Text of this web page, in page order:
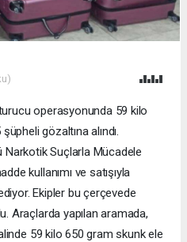
operasyonunda 59 kilo
gözaltına alındı.
Narkotik Suçlarla Mücadele
kullanımı ve satışıyla
Ekipler bu çerçevede
Araçlarda yapılan aramada,
59 kilo 650 gram skunk ele